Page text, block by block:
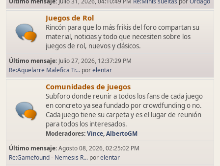
Juegos de Rol
Rincón para que lo más frikis del foro compartan su
material, noticias y todo que necesiten sobre los
juegos de rol, nuevos y clásicos.
Último mensaje: Julio 27, 2026, 12:37:29 PM
Re:Aquelarre Malefica Tr... porelentar
Comunidades de juegos
Subforo donde reunir a todos los fans de cada juego
en concreto ya sea fundado por crowdfunding o no.
Cada juego tiene su carpeta y es el lugar de reunión
para todos los interesados.
Moderadores:Vince,AlbertoGM
Último mensaje:Agosto 08, 2026, 02:25:02 PM
Re:Gamefound - Nemesis R... porelentar